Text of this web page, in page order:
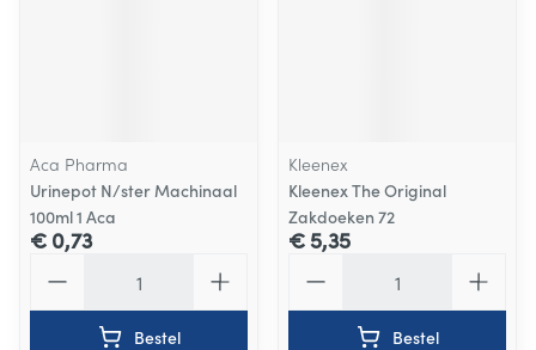
Aca Pharma
Urinepot N/ster Machinaal
100ml 1 Aca
€ 0,73
Bestel
Kleenex
Kleenex The Original
Zakdoeken 72
€ 5,35
Bestel